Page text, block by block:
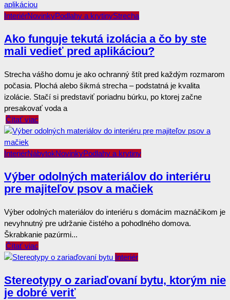
InteriérNovinkyPodlahy a krytinyStrecha
Ako funguje tekutá izolácia a čo by ste
mali vedieť pred aplikáciou?
Strecha vášho domu je ako ochranný štít pred každým rozmarom
počasia. Plochá alebo šikmá strecha – podstatná je kvalita
izolácie. Stačí si predstaviť poriadnu búrku, po ktorej začne
presakovať voda a
Čítať viac
InteriérNábytokNovinkyPodlahy a krytiny
Výber odolných materiálov do interiéru
pre majiteľov psov a mačiek
Výber odolných materiálov do interiéru s domácim maznáčikom je
nevyhnutný pre udržanie čistého a pohodlného domova.
Škrabkanie pazúrmi...
Čítať viac
Interiér
Stereotypy o zariaďovaní bytu, ktorým nie
je dobré veriť